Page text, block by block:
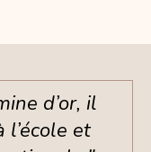
d’or, il
et